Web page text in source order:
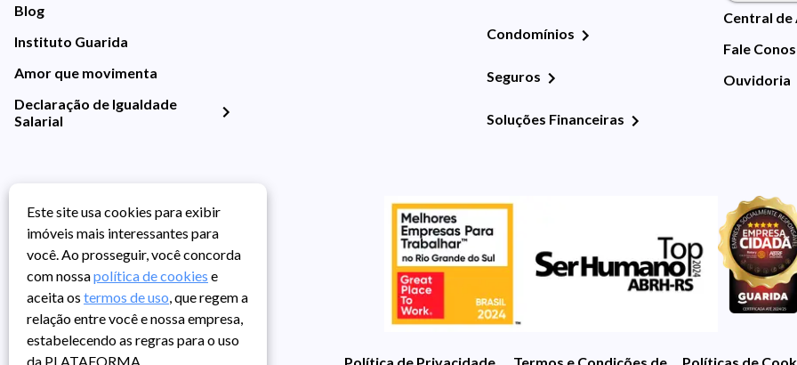
Blog
Instituto Guarida
Amor que movimenta
Declaração de Igualdade
Salarial
Condomínios
Seguros
Soluções Financeiras
Central de
Fale
Ouvidoria
Política de Privacidade Termos e Condições de UsoPolíticas de
Este site usa cookies para exibir
imóveis mais interessantes para
você. Ao prosseguir, você concorda
com nossapolítica de cookies e
aceita os termos de uso, que regem a
relação entre você e nossa empresa,
estabelecendo as regras para o uso
da PLATAFORMA.